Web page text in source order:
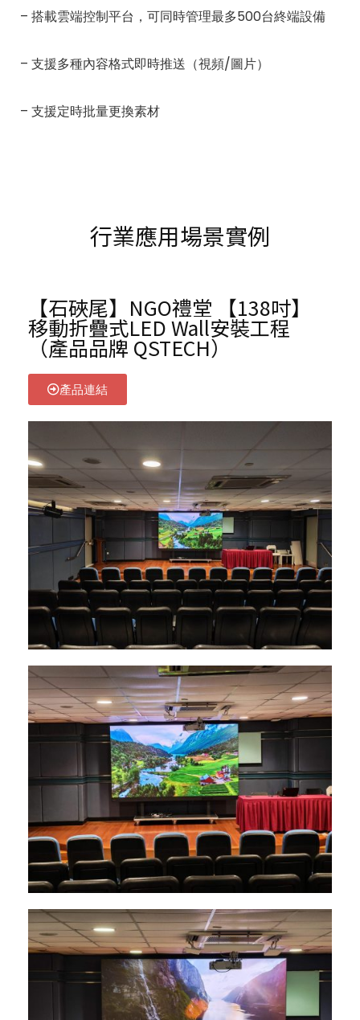
– 搭載雲端控制平台，可同時管理最多500台終端設備
– 支援多種內容格式即時推送（視頻/圖片）
– 支援定時批量更換素材
行業應用場景實例
【石硤尾】NGO禮堂 【138吋】
移動折疊式LED Wall安裝工程
（產品品牌 QSTECH）
產品連結